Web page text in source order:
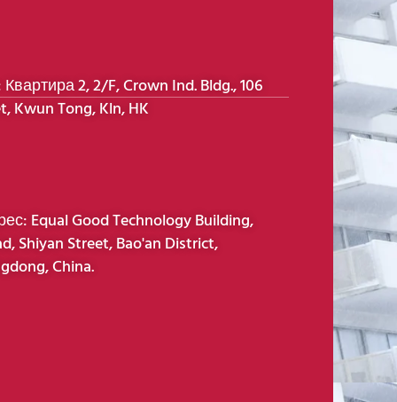
2, 2/F, Crown Ind. Bldg., 106
Kwun Tong, Kln, HK
Equal Good Technology Building,
Shiyan Street, Bao'an District,
China.